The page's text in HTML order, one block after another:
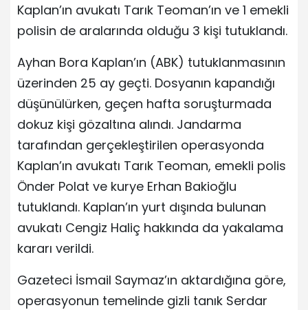
Kaplan’ın avukatı Tarık Teoman’ın ve 1 emekli
polisin de aralarında olduğu 3 kişi tutuklandı.
Ayhan Bora Kaplan’ın (ABK) tutuklanmasının
üzerinden 25 ay geçti. Dosyanın kapandığı
düşünülürken, geçen hafta soruşturmada
dokuz kişi gözaltına alındı. Jandarma
tarafından gerçekleştirilen operasyonda
Kaplan’ın avukatı Tarık Teoman, emekli polis
Önder Polat ve kurye Erhan Bakioğlu
tutuklandı. Kaplan’ın yurt dışında bulunan
avukatı Cengiz Haliç hakkında da yakalama
kararı verildi.
Gazeteci İsmail Saymaz’ın aktardığına göre,
operasyonun temelinde gizli tanık Serdar